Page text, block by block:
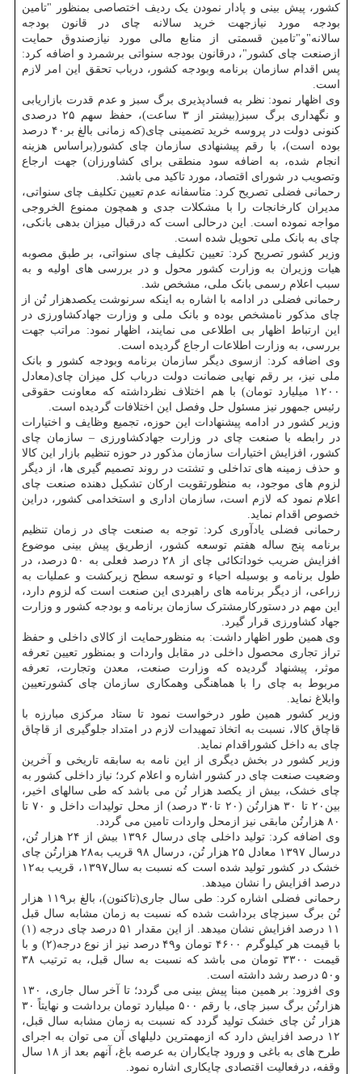
کشور، پیش بینی و پادار نمودن یک ردیف اختصاصی بمنظور "تامین
بودجه مورد نیازجهت خرید سالانه چای در قانون بودجه
سالانه"و"تامین قسمتی از منابع مالی مورد نیازصندوق حمایت
ازصنعت چای کشور"، درقانون بودجه سنواتی برشمرد و اضافه کرد:
پس اقدام سازمان برنامه وبودجه کشور، درباب تحقق این امر لازم
است.
وی اظهار نمود: نظر به فسادپذیری برگ سبز و عدم قدرت بازاریابی
و نگهداری برگ سبز(بیشتر از ۳ ساعت)، حفظ سهم ۲۵ درصدی
کنونی دولت در پروسه خرید تضمینی چای(که زمانی بالغ بر۴۰ درصد
بوده است)، با رقم پیشنهادی سازمان چای کشور(براساس هزینه
انجام شده، به اضافه سود منطقی برای کشاورزان) جهت ارجاع
وتصویب در شورای اقتصاد، مورد تاکید می باشد.
رحمانی فضلی تصریح کرد: متاسفانه عدم تعیین تکلیف چای سنواتی،
مدیران کارخانجات را با مشکلات جدی و همچون ممنوع الخروجی
مواجه نموده است. این درحالی است که درقبال میزان بدهی بانکی،
چای به بانک ملی تحویل شده است.
وزیر کشور تصریح کرد: تعیین تکلیف چای سنواتی، بر طبق مصوبه
هیات وزیران به وزارت کشور محول و در بررسی های اولیه و به
سبب اعلام رسمی بانک ملی، مشخص شد.
رحمانی فضلی در ادامه با اشاره به اینکه سرنوشت یکصدهزار تُن از
چای مذکور نامشخص بوده و بانک ملی و وزارت جهادکشاورزی در
این ارتباط اظهار بی اطلاعی می نمایند، اظهار نمود: مراتب جهت
بررسی، به وزارت اطلاعات ارجاع گردیده است.
وی اضافه کرد: ازسوی دیگر سازمان برنامه وبودجه کشور و بانک
ملی نیز، بر رقم نهایی ضمانت دولت درباب کل میزان چای(معادل
۱۲۰۰ میلیارد تومان) با هم اختلاف نظرداشته که معاونت حقوقی
رئیس جمهور نیز مسئول حل وفصل این اختلافات گردیده است.
وزیر کشور در ادامه پیشنهادات این حوزه، تجمیع وظایف و اختیارات
در رابطه با صنعت چای در وزارت جهادکشاورزی – سازمان چای
کشور، افزایش اختیارات سازمان مذکور در حوزه تنظیم بازار این کالا
و حذف زمینه های تداخلی و تشتت در روند تصمیم گیری ها، از دیگر
لزوم های موجود، به منظورتقویت ارکان تشکیل دهنده صنعت چای
اعلام نمود که لازم است، سازمان اداری و استخدامی کشور، دراین
خصوص اقدام نماید.
رحمانی فضلی یادآوری کرد: توجه به صنعت چای در زمان تنظیم
برنامه پنج ساله هفتم توسعه کشور، ازطریق پیش بینی موضوع
افزایش ضریب خوداتکائی چای از ۲۸ درصد فعلی به ۵۰ درصد، در
طول برنامه و بوسیله احیاء و توسعه سطح زیرکشت و عملیات به
زراعی، از دیگر برنامه های راهبردی این صنعت است که لزوم دارد،
این مهم در دستورکارمشترک سازمان برنامه و بودجه کشور و وزارت
جهاد کشاورزی قرار گیرد.
وی همین طور اظهار داشت: به منظورحمایت از کالای داخلی و حفظ
تراز تجاری محصول داخلی در مقابل واردات و بمنظور تعیین تعرفه
موثر، پیشنهاد گردیده که وزارت صنعت، معدن وتجارت، تعرفه
مربوط به چای را با هماهنگی وهمکاری سازمان چای کشورتعیین
وابلاغ نماید.
وزیر کشور همین طور درخواست نمود تا ستاد مرکزی مبارزه با
قاچاق کالا، نسبت به اتخاذ تمهیدات لازم در امتداد جلوگیری از قاچاق
چای به داخل کشوراقدام نماید.
وزیر کشور در بخش دیگری از این نامه به سابقه تاریخی و آخرین
وضعیت صنعت چای در کشور اشاره و اعلام کرد؛ نیاز داخلی کشور به
چای خشک، بیش از یکصد هزار تُن می باشد که طی سالهای اخیر،
بین۲۰ تا ۳۰ هزارتُن (۲۰ تا۳۰ درصد) از محل تولیدات داخل و ۷۰ تا
۸۰ هزارتُن مابقی نیز ازمحل واردات تامین می گردد.
وی اضافه کرد: تولید داخلی چای درسال ۱۳۹۶ بیش از ۲۴ هزار تُن،
درسال ۱۳۹۷ معادل ۲۵ هزار تُن، درسال ۹۸ قریب به۲۸ هزارتُن چای
خشک در کشور تولید شده است که نسبت به سال۱۳۹۷، قریب به۱۲
درصد افزایش را نشان میدهد.
رحمانی فضلی اشاره کرد: طی سال جاری(تاکنون)، بالغ بر۱۱۹ هزار
تُن برگ سبزچای برداشت شده که نسبت به زمان مشابه سال قبل
۱۱ درصد افزایش نشان میدهد. از این مقدار ۵۱ درصد چای درجه (۱)
با قیمت هر کیلوگرم ۴۶۰۰ تومان و۴۹ درصد نیز از نوع درجه(۲) و با
قیمت ۳۳۰۰ تومان می باشد که نسبت به سال قبل، به ترتیب ۳۸
و۵۰ درصد رشد داشته است.
وی افزود: بر همین مبنا پیش بینی می گردد؛ تا آخر سال جاری، ۱۳۰
هزارتُن برگ سبز چای، با رقم ۵۰۰ میلیارد تومان برداشت و نهایتاً ۳۰
هزار تُن چای خشک تولید گردد که نسبت به زمان مشابه سال قبل،
۱۲ درصد افزایش دارد که ازمهمترین دلیلهای آن می توان به اجرای
طرح های به باغی و ورود چایکاران به عرصه باغ، آنهم بعد از ۱۸ سال
وقفه، درفعالیت اقتصادی چایکاری اشاره نمود.